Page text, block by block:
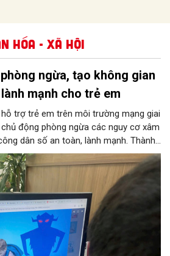
hóa - Xã hội
ngừa, tạo không gian
mạnh cho trẻ em
trợ trẻ em trên môi trường mạng giai
động phòng ngừa các nguy cơ xâm
dân số an toàn, lành mạnh. Thành
như phổ cập giải pháp an ninh mạng
chặn thông tin độc hại từ đường
trẻ em bị xâm hại. 11 nhóm
giao cho các sở, ngành thực hiện
lý, phát triển công nghệ AI, hạ tầng
hỗ trợ sức khỏe tâm thần. Bên cạnh
trách nhiệm của doanh nghiệp công
cung cấp trò chơi điện tử trong việc